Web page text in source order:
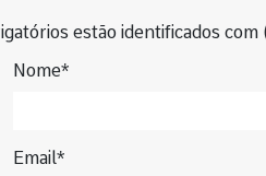
estão identificados com
Nome*
Email*